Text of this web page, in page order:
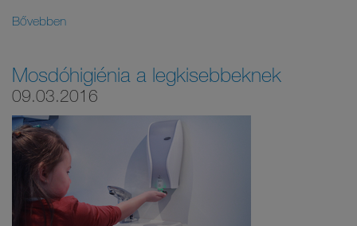
Bővebben
Mosdóhigiénia a legkisebbeknek
09.03.2016